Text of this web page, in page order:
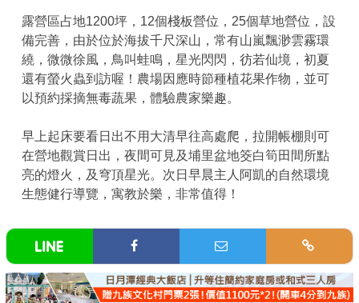
露營區占地1200坪，12個棧板營位，25個草地營位，設
備完善，由於位於海拔千尺深山，常有山嵐飄渺雲霧環
繞，微微徐風，鳥叫蛙鳴，星光閃閃，彷若仙境，初夏
還有螢火蟲到訪喔！農場因應時節種植花果作物，並可
以預約採摘無毒蔬果，體驗農家樂趣。
早上起床要看日出不用大清早往高處爬，拉開帳棚則可
在營地觀賞日出，夜間可見及埔里盆地筊白筍田間所點
亮的燈火，及穹頂星光。次日早晨主人阿凱的自然環境
生態健行導覽，寓教於樂，非常值得！